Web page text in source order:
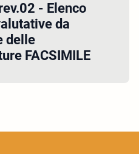
- Elenco
da
delle
FACSIMILE